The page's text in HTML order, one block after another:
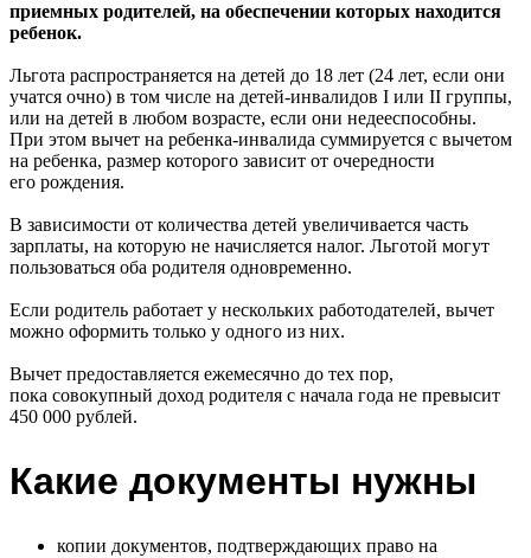
приемных родителей, на обеспечении которых находится
ребенок.
Льгота распространяется на детей до 18 лет (24 лет, если они
учатся очно) в том числе на детей-инвалидов I или II группы,
или на детей в любом возрасте, если они недееспособны.
При этом вычет на ребенка-инвалида суммируется с вычетом
на ребенка, размер которого зависит от очередности
его рождения.
В зависимости от количества детей увеличивается часть
зарплаты, на которую не начисляется налог. Льготой могут
пользоваться оба родителя одновременно.
Если родитель работает у нескольких работодателей, вычет
можно оформить только у одного из них.
Вычет предоставляется ежемесячно до тех пор,
пока совокупный доход родителя с начала года не превысит
450 000 рублей.
Какие документы нужны
копии документов, подтверждающих право на